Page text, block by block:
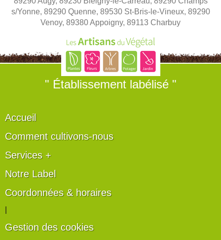
s/Yonne, 89290 Quenne, 89530 St-Bris-le-Vineux, 89290
Venoy, 89380 Appoigny, 89113 Charbuy
" Établissement labélisé "
Accueil
Comment cultivons-nous
Services +
Notre Label
Coordonnées & horaires
Gestion des cookies